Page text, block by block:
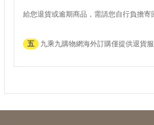
給您退貨或逾期商品，需請您自行負擔寄
五 九乘九購物網海外訂購僅提供退貨